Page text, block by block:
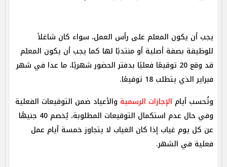
يجب أن يكون المعلم على رأس العمل، سواء كان شاغلاً
للوظيفة بصفة أصلية أو منتدبًا لها كما يجب أن يكون المعلم
قد وقع 20 توقيعًا فعليًا بدفتر الحضور شهريًا، ما عدا في شهر
فبراير الذي يتطلب 18 توقيعًا.
وتُحسب أيام الإجازات الرسمية والأعياد ضمن التوقيعات الفعلية
وفي حال عدم استكمال التوقيعات المطلوبة، يُخصم 40 جنيهًا
عن كل يوم غياب إذا كان الغياب لا يتجاوز خمسة أيام عمل
فعلية في الشهر.